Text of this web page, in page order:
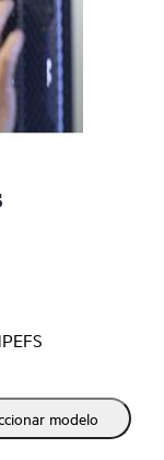
modelo